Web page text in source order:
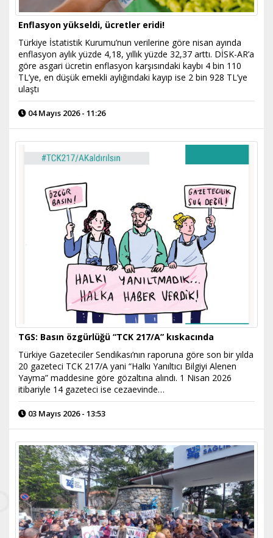
Enflasyon yükseldi, ücretler eridi!
Türkiye İstatistik Kurumu’nun verilerine göre nisan ayında
enflasyon aylık yüzde 4,18, yıllık yüzde 32,37 arttı. DİSK-AR’a
göre asgari ücretin enflasyon karşısındaki kaybı 4 bin 110
TL’ye, en düşük emekli aylığındaki kayıp ise 2 bin 928 TL’ye
ulaştı
04 Mayıs 2026 - 11:26
TGS: Basın özgürlüğü “TCK 217/A” kıskacında
Türkiye Gazeteciler Sendikası’nın raporuna göre son bir yılda
20 gazeteci TCK 217/A yani “Halkı Yanıltıcı Bilgiyi Alenen
Yayma” maddesine göre gözaltına alındı. 1 Nisan 2026
itibariyle 14 gazeteci ise cezaevinde…
03 Mayıs 2026 - 13:53